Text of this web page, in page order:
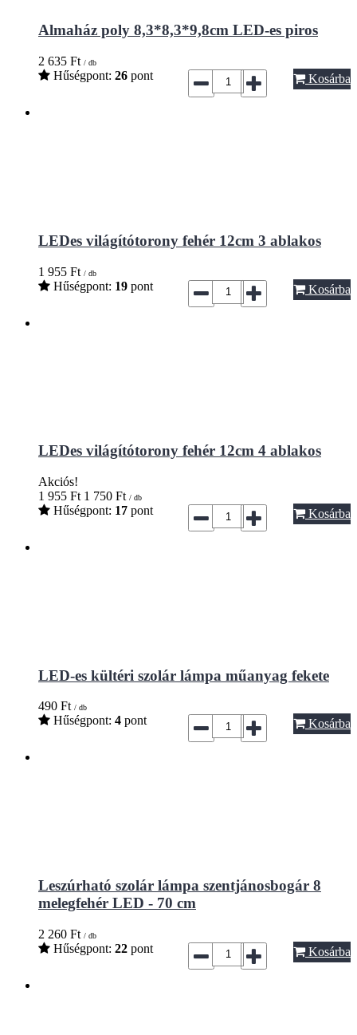
Almaház poly 8,3*8,3*9,8cm LED-es piros
2 635 Ft / db
Hűségpont: 26 pont Kosárba
LEDes világítótorony fehér 12cm 3 ablakos
1 955 Ft / db
Hűségpont: 19 pont Kosárba
LEDes világítótorony fehér 12cm 4 ablakos
Akciós!
1 955 Ft 1 750 Ft / db
Hűségpont: 17 pont Kosárba
LED-es kültéri szolár lámpa műanyag fekete
490 Ft / db
Hűségpont: 4 pont Kosárba
Leszúrható szolár lámpa szentjánosbogár 8
melegfehér LED - 70 cm
2 260 Ft / db
Hűségpont: 22 pont Kosárba